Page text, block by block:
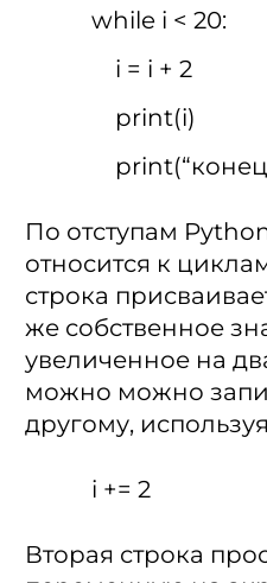
while i < 20:
i = i + 2
print(i)
По отступам
относится к
строка
же собственное
увеличенное на
можно можно
другому,
i += 2
Вторая строка